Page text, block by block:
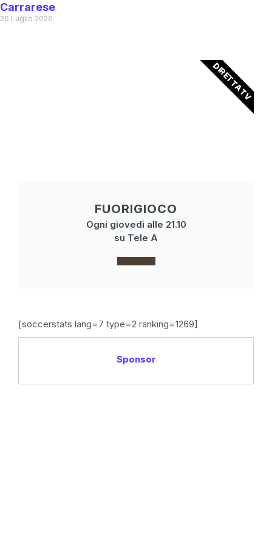
Carrarese
26 Luglio 2026
FUORIGIOCO
Ogni giovedi alle 21.10
su Tele A
CLICCA
DIRETTA TV
[soccerstats lang=7 type=2 ranking=1269]
Sponsor